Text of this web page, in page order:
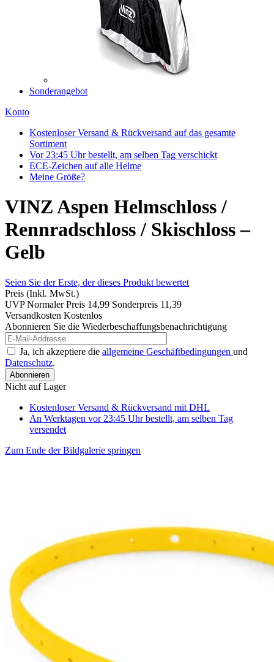
Sonderangebot
Konto
Kostenloser Versand & Rückversand auf das gesamte
Sortiment
Vor 23:45 Uhr bestellt, am selben Tag verschickt
ECE-Zeichen auf alle Helme
Meine Größe?
VINZ Aspen Helmschloss /
Rennradschloss / Skischloss –
Gelb
Seien Sie der Erste, der dieses Produkt bewertet
Preis (Inkl. MwSt.)
UVPNormaler Preis 14,99 Sonderpreis 11,39
Versandkosten Kostenlos
Abonnieren Sie die Wiederbeschaffungsbenachrichtigung
Ja, ich akzeptiere die allgemeine Geschäftbedingungen und
Datenschutz.
Abonnieren
Nicht auf Lager
Kostenloser Versand & Rückversand mit DHL
An Werktagen vor 23:45 Uhr bestellt, am selben Tag
versendet
Zum Ende der Bildgalerie springen